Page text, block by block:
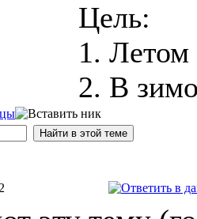
Цель:
1.
2. В